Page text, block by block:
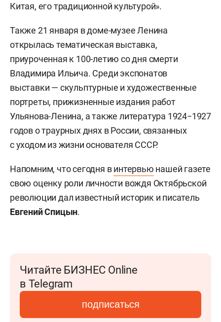
Китая, его традиционной культурой».
Также 21 января в доме-музее Ленина
открылась тематическая выставка,
приуроченная к 100-летию со дня смерти
Владимира Ильича. Среди экспонатов
выставки — скульптурные и художественные
портреты, прижизненные издания работ
Ульянова-Ленина, а также литература 1924−1927
годов о траурных днях в России, связанных
с уходом из жизни основателя СССР.
Напомним, что сегодня винтервью нашей газете
свою оценку роли личности вождя Октябрьской
революции дал известный историк и писатель
Евгений Спицын.
Читайте БИЗНЕС Online
в Telegram
подписаться